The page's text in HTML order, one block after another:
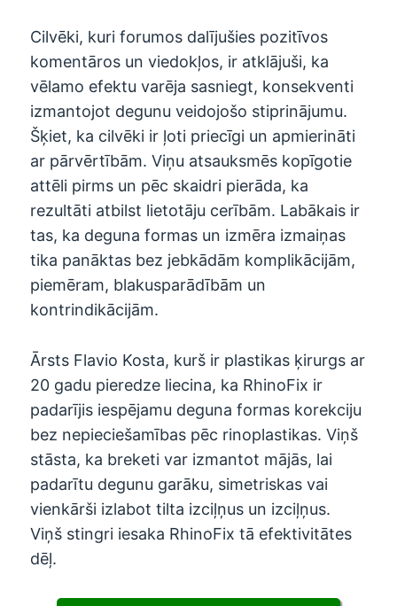
Cilvēki, kuri forumos dalījušies pozitīvos
komentāros un viedokļos, ir atklājuši, ka
vēlamo efektu varēja sasniegt, konsekventi
izmantojot degunu veidojošo stiprinājumu.
Šķiet, ka cilvēki ir ļoti priecīgi un apmierināti
ar pārvērtībām. Viņu atsauksmēs kopīgotie
attēli pirms un pēc skaidri pierāda, ka
rezultāti atbilst lietotāju cerībām. Labākais ir
tas, ka deguna formas un izmēra izmaiņas
tika panāktas bez jebkādām komplikācijām,
piemēram, blakusparādībām un
kontrindikācijām.
Ārsts Flavio Kosta, kurš ir plastikas ķirurgs ar
20 gadu pieredze liecina, ka RhinoFix ir
padarījis iespējamu deguna formas korekciju
bez nepieciešamības pēc rinoplastikas. Viņš
stāsta, ka breketi var izmantot mājās, lai
padarītu degunu garāku, simetriskas vai
vienkārši izlabot tilta izciļņus un izciļņus.
Viņš stingri iesaka RhinoFix tā efektivitātes
dēļ.